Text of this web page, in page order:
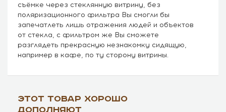
съёмке через стеклянную витрину, без
поляризационного фильтра Вы смогли бы
запечатлеть лишь отражения людей и объектов
от стекла, с фильтром же Вы сможете
разглядеть прекрасную незнакомку сидящую,
например в кафе, по ту сторону витрины.
Этот товар хорошо
дополняют